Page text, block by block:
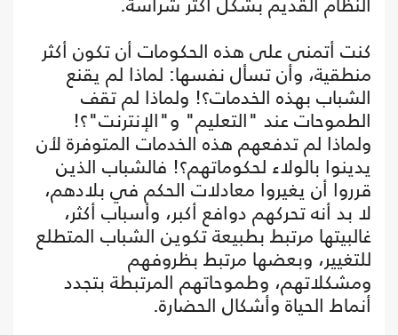
كنت أتمنى على هذه الحكومات أن تكون أكثر
منطقية، وأن تسأل نفسها: لماذا لم يقنع
الشباب بهذه الخدمات؟! ولماذا لم تقف
الطموحات عند "التعليم" و"الإنترنت"؟!
ولماذا لم تدفعهم هذه الخدمات المتوفرة لأن
يدينوا بالولاء لحكوماتهم؟! فالشباب الذين
قرروا أن يغيروا معادلات الحكم في بلادهم،
لا بد أنه تحركهم دوافع أكبر، وأسباب أكثر،
غالبيتها مرتبط بطبيعة تكوين الشباب المتطلع
للتغيير، وبعضها مرتبط بظروفهم
ومشكلاتهم، وطموحاتهم المرتبطة بتجدد
أنماط الحياة وأشكال الحضارة.